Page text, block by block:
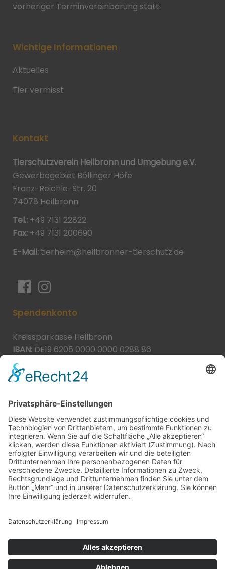
vorheriger Terminvereinbarung statt.
Wichtige Informationen
Aktuelles
Tier vermisst
Kontakt
Tierschutzverein Heilbronn und Umgebung e.V.
Gewerbegebiet Böllinger Höfe
Franz-Reichle-Str. 20
74078 Heilbronn
Tel.: +49 7131 22822
Fax: +49 7131 200690
E-Mail: tierheim@heilbronner-tierschutz.de
Spendenkonto
Kreissparkasse Heilbronn
IBAN: DE19 6205 0000 0000 0288 86
BIC:
Spende direkt via PayPal
JETZT SPENDEN
paypal@heilbronner-tierschutz.de
© 2021Systemhaus JOAM